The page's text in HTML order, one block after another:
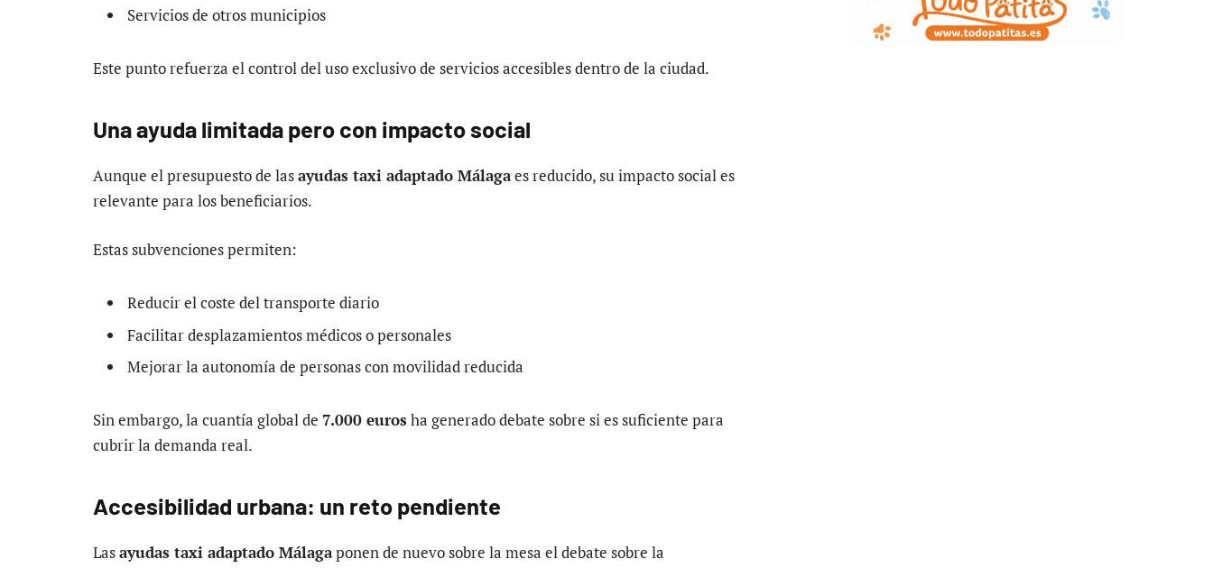
Servicios de otros municipios
Este punto refuerza el control del uso exclusivo de servicios accesibles dentro de la ciudad.
Una ayuda limitada pero con impacto social
Aunque el presupuesto de lasayudas taxi adaptado Málagaes reducido, su impacto social es
relevante para los beneficiarios.
Estas subvenciones permiten:
Reducir el coste del transporte diario
Facilitar desplazamientos médicos o personales
Mejorar la autonomía de personas con movilidad reducida
Sin embargo, la cuantía global de 7.000 eurosha generado debate sobre si es suficiente para
cubrir la demanda real.
Accesibilidad urbana: un reto pendiente
Lasayudas taxi adaptado Málagaponen de nuevo sobre la mesa el debate sobre la